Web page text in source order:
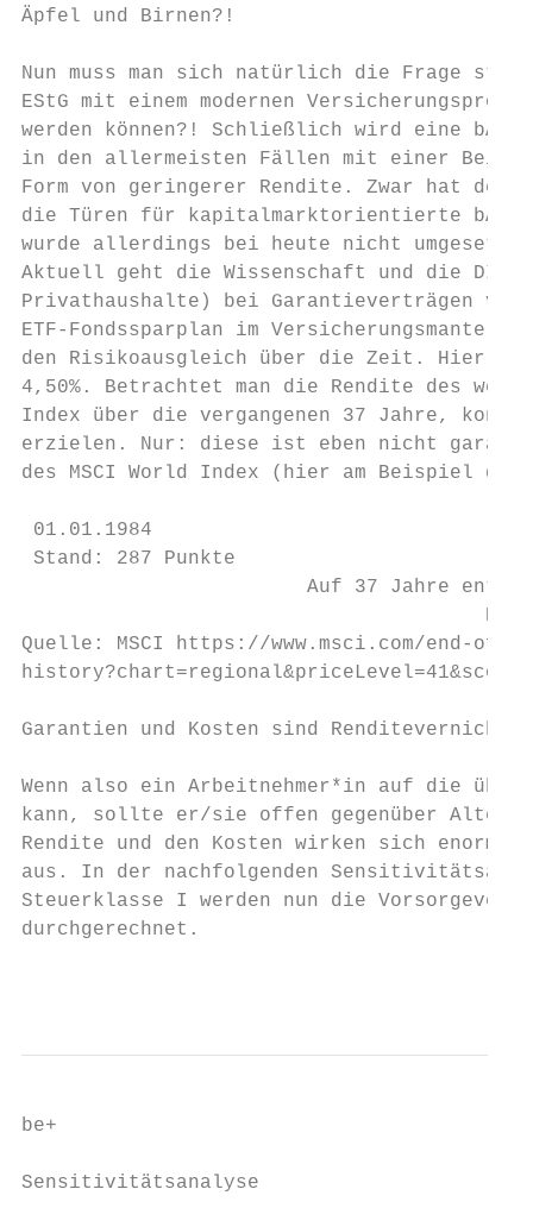
Äpfel und Birnen?!
Nun muss man sich natürlich die Frage
EStG mit einem modernen
werden können?! Schließlich wird eine bAV
in den allermeisten Fällen mit einer
Form von geringerer Rendite. Zwar hat der
die Türen für kapitalmarktorientierte bAV
wurde allerdings bei heute nicht umgesetzt.
Aktuell geht die Wissenschaft und die DIN-
Privathaushalte) bei Garantieverträgen
ETF-Fondssparplan im Versicherungsmantel
den Risikoausgleich über die Zeit. Hier
4,50%. Betrachtet man die Rendite des
Index über die vergangenen 37 Jahre,
erzielen. Nur: diese ist eben nicht
des MSCI World Index (hier am Beispiel
01.01.1984
Stand: 287 Punkte
Auf 37 Jahre
Quelle: MSCI https://www.msci.com/end-of-
Garantien und Kosten sind
Wenn also ein Arbeitnehmer*in auf die
kann, sollte er/sie offen gegenüber
Rendite und den Kosten wirken sich enorm
aus. In der nachfolgenden
Steuerklasse I werden nun die
durchgerechnet.
be+
Sensitivitätsanalyse